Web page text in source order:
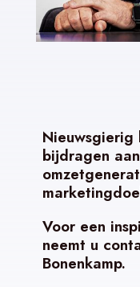
Nieuwsgierig
bijdragen
Voor een
neemt u
Bonenkamp.